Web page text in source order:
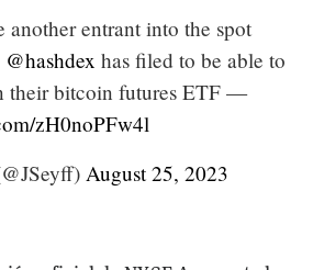
another entrant into the spot
@hashdex has filed to be able to
their bitcoin futures ETF —
zH0noPFw4l
August 25, 2023